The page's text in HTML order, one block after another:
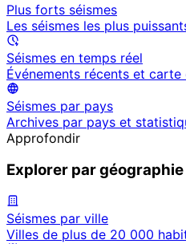
Plus forts séismes
Les séismes les plus
Séismes en temps réel
Événements récents et carte
Séismes par pays
Archives par pays et
Approfondir
Explorer par géographie
Séismes par ville
Villes de plus de 20 000